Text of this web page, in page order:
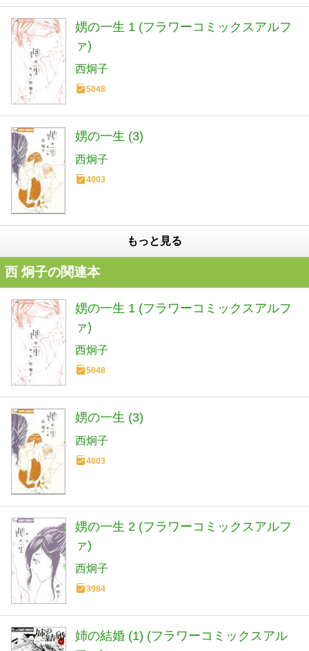
娚の一生 1 (フラワーコミックスアルフ
ァ)
西炯子
5048
娚の一生 (3)
西炯子
4003
もっと見る
西 炯子の関連本
娚の一生 1 (フラワーコミックスアルフ
ァ)
西炯子
5048
娚の一生 (3)
西炯子
4003
娚の一生 2 (フラワーコミックスアルフ
ァ)
西炯子
3984
姉の結婚 (1) (フラワーコミックスアル